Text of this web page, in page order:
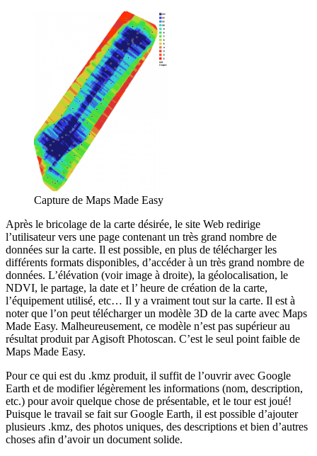
Capture de Maps Made Easy
Après le bricolage de la carte désirée, le site Web redirige
l’utilisateur vers une page contenant un très grand nombre de
données sur la carte. Il est possible, en plus de télécharger les
différents formats disponibles, d’accéder à un très grand nombre de
données. L’élévation (voir image à droite), la géolocalisation, le
NDVI, le partage, la date et l’ heure de création de la carte,
l’équipement utilisé, etc… Il y a vraiment tout sur la carte. Il est à
noter que l’on peut télécharger un modèle 3D de la carte avec Maps
Made Easy. Malheureusement, ce modèle n’est pas supérieur au
résultat produit par Agisoft Photoscan. C’est le seul point faible de
Maps Made Easy.
Pour ce qui est du .kmz produit, il suffit de l’ouvrir avec Google
Earth et de modifier légèrement les informations (nom, description,
etc.) pour avoir quelque chose de présentable, et le tour est joué!
Puisque le travail se fait sur Google Earth, il est possible d’ajouter
plusieurs .kmz, des photos uniques, des descriptions et bien d’autres
choses afin d’avoir un document solide.